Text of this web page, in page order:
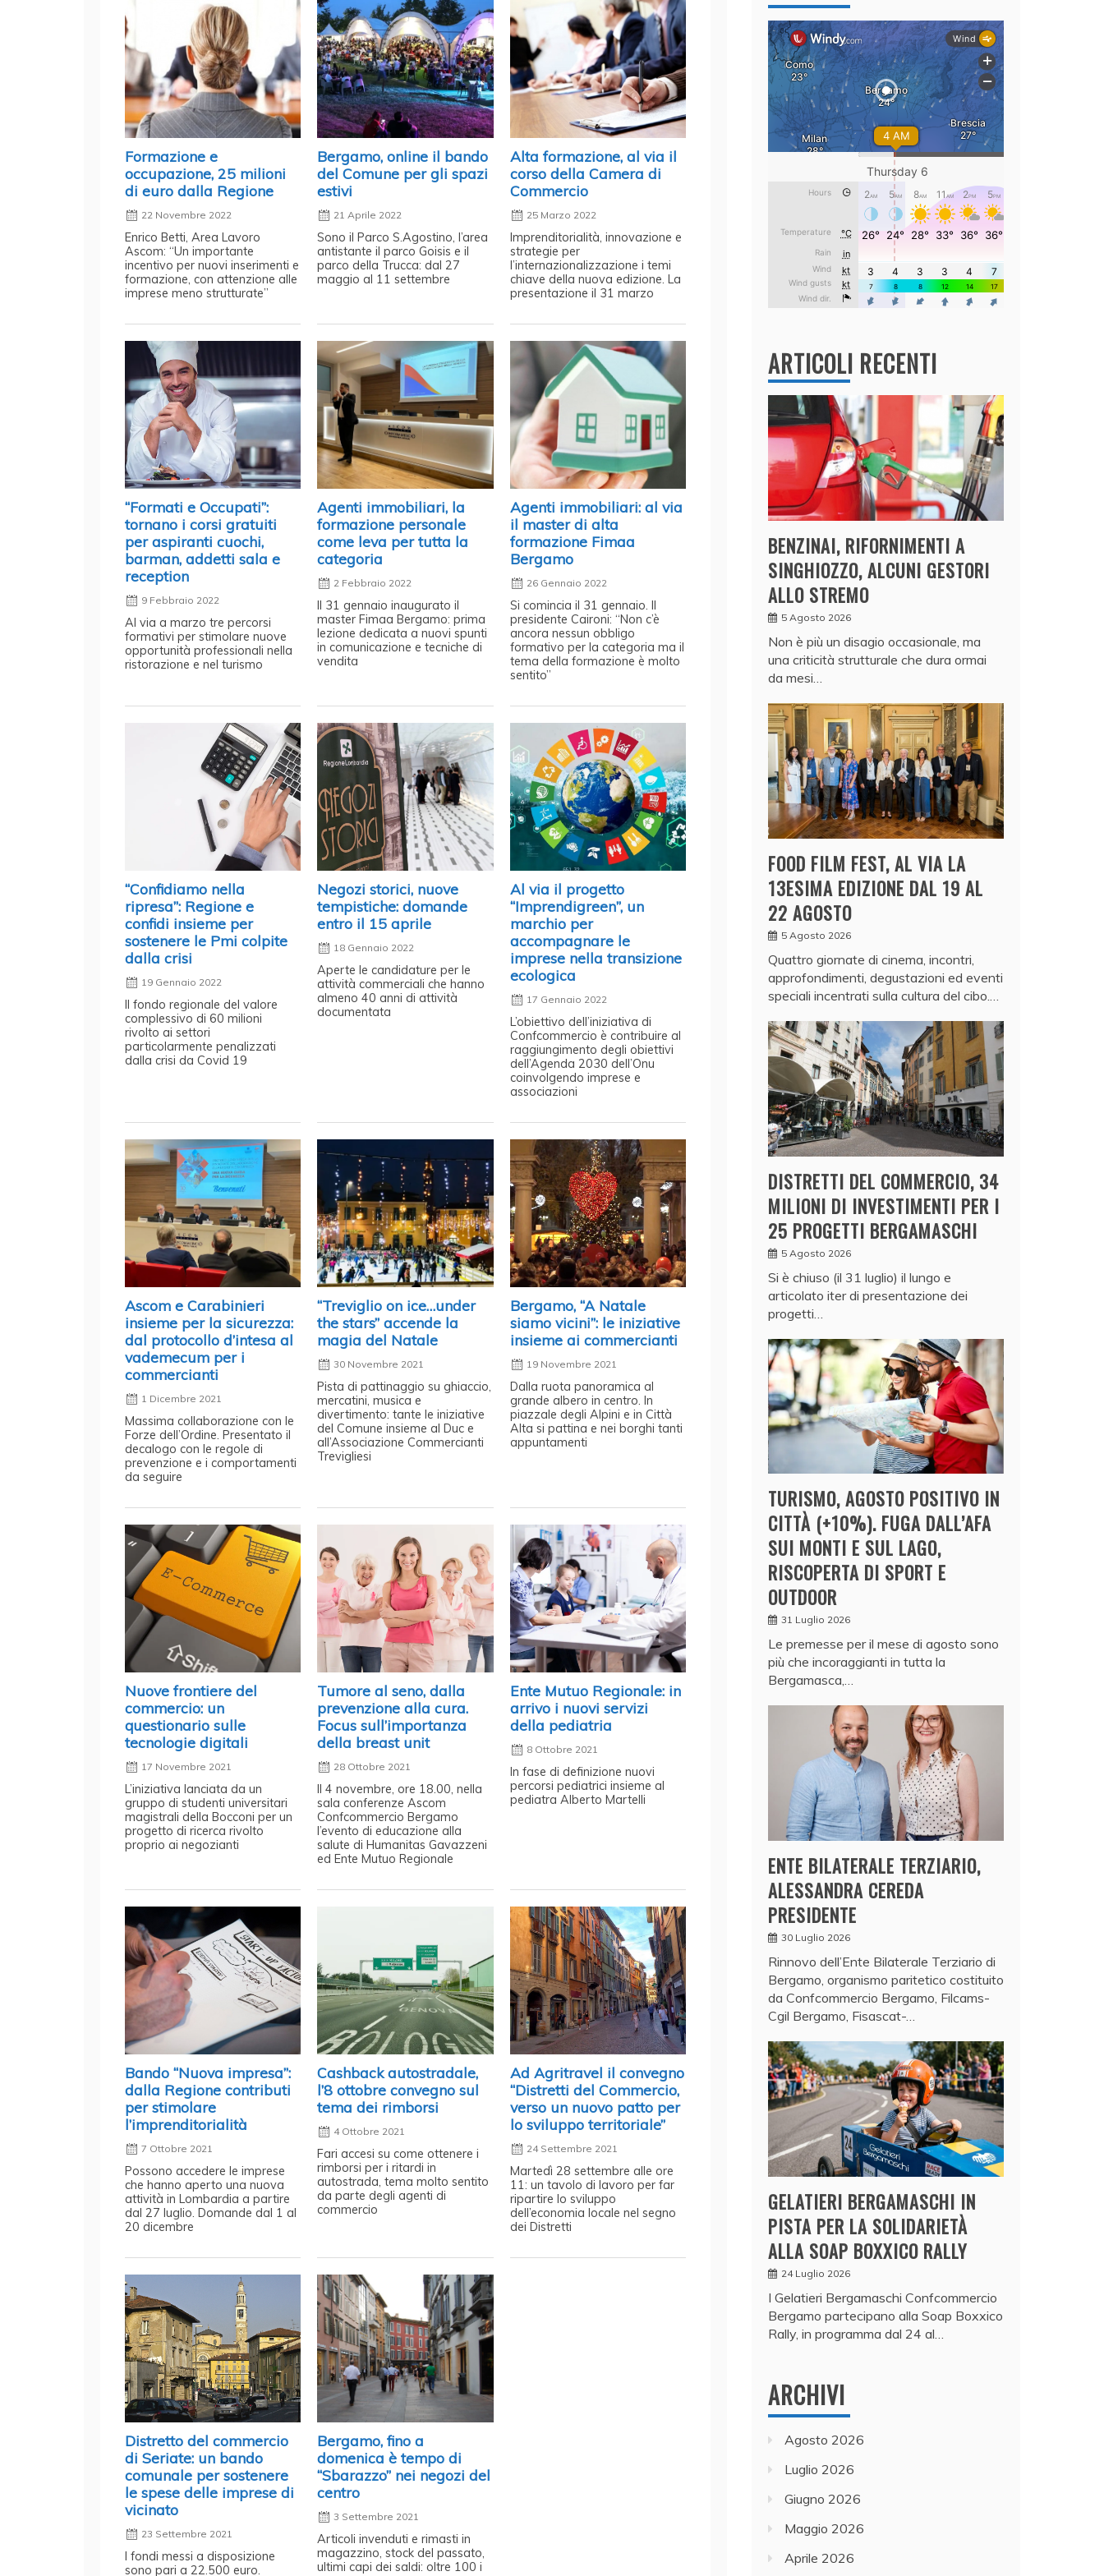
Formazione e
occupazione, 25 milioni
di euro dalla Regione
22 Novembre 2022
Enrico Betti, Area Lavoro
Ascom: “Un importante
incentivo per nuovi inserimenti e
formazione, con attenzione alle
imprese meno strutturate”
Bergamo, online il bando
del Comune per gli spazi
estivi
21 Aprile 2022
Sono il Parco S.Agostino, l’area
antistante il parco Goisis e il
parco della Trucca: dal 27
maggio al 11 settembre
Alta formazione, al via il
corso della Camera di
Commercio
25 Marzo 2022
Imprenditorialità, innovazione e
strategie per
l’internazionalizzazione i temi
chiave della nuova edizione. La
presentazione il 31 marzo
“Formati e Occupati”:
tornano i corsi gratuiti
per aspiranti cuochi,
barman, addetti sala e
reception
9 Febbraio 2022
Al via a marzo tre percorsi
formativi per stimolare nuove
opportunità professionali nella
ristorazione e nel turismo
Agenti immobiliari, la
formazione personale
come leva per tutta la
categoria
2 Febbraio 2022
Il 31 gennaio inaugurato il
master Fimaa Bergamo: prima
lezione dedicata a nuovi spunti
in comunicazione e tecniche di
vendita
Agenti immobiliari: al via
il master di alta
formazione Fimaa
Bergamo
26 Gennaio 2022
Si comincia il 31 gennaio. Il
presidente Caironi: “Non c’è
ancora nessun obbligo
formativo per la categoria ma il
tema della formazione è molto
sentito”
“Confidiamo nella
ripresa”: Regione e
confidi insieme per
sostenere le Pmi colpite
dalla crisi
19 Gennaio 2022
Il fondo regionale del valore
complessivo di 60 milioni
rivolto ai settori
particolarmente penalizzati
dalla crisi da Covid 19
Negozi storici, nuove
tempistiche: domande
entro il 15 aprile
18 Gennaio 2022
Aperte le candidature per le
attività commerciali che hanno
almeno 40 anni di attività
documentata
Al via il progetto
“Imprendigreen”, un
marchio per
accompagnare le
imprese nella transizione
ecologica
17 Gennaio 2022
L’obiettivo dell’iniziativa di
Confcommercio è contribuire al
raggiungimento degli obiettivi
dell’Agenda 2030 dell’Onu
coinvolgendo imprese e
associazioni
Ascom e Carabinieri
insieme per la sicurezza:
dal protocollo d’intesa al
vademecum per i
commercianti
1 Dicembre 2021
Massima collaborazione con le
Forze dell’Ordine. Presentato il
decalogo con le regole di
prevenzione e i comportamenti
da seguire
“Treviglio on ice…under
the stars” accende la
magia del Natale
30 Novembre 2021
Pista di pattinaggio su ghiaccio,
mercatini, musica e
divertimento: tante le iniziative
del Comune insieme al Duc e
all’Associazione Commercianti
Trevigliesi
Bergamo, “A Natale
siamo vicini”: le iniziative
insieme ai commercianti
19 Novembre 2021
Dalla ruota panoramica al
grande albero in centro. In
piazzale degli Alpini e in Città
Alta si pattina e nei borghi tanti
appuntamenti
Nuove frontiere del
commercio: un
questionario sulle
tecnologie digitali
17 Novembre 2021
L’iniziativa lanciata da un
gruppo di studenti universitari
magistrali della Bocconi per un
progetto di ricerca rivolto
proprio ai negozianti
Tumore al seno, dalla
prevenzione alla cura.
Focus sull’importanza
della breast unit
28 Ottobre 2021
Il 4 novembre, ore 18.00, nella
sala conferenze Ascom
Confcommercio Bergamo
l’evento di educazione alla
salute di Humanitas Gavazzeni
ed Ente Mutuo Regionale
Ente Mutuo Regionale: in
arrivo i nuovi servizi
della pediatria
8 Ottobre 2021
In fase di definizione nuovi
percorsi pediatrici insieme al
pediatra Alberto Martelli
Bando “Nuova impresa”:
dalla Regione contributi
per stimolare
l’imprenditorialità
7 Ottobre 2021
Possono accedere le imprese
che hanno aperto una nuova
attività in Lombardia a partire
dal 27 luglio. Domande dal 1 al
20 dicembre
Cashback autostradale,
l’8 ottobre convegno sul
tema dei rimborsi
4 Ottobre 2021
Fari accesi su come ottenere i
rimborsi per i ritardi in
autostrada, tema molto sentito
da parte degli agenti di
commercio
Ad Agritravel il convegno
“Distretti del Commercio,
verso un nuovo patto per
lo sviluppo territoriale”
24 Settembre 2021
Martedì 28 settembre alle ore
11: un tavolo di lavoro per far
ripartire lo sviluppo
dell’economia locale nel segno
dei Distretti
Distretto del commercio
di Seriate: un bando
comunale per sostenere
le spese delle imprese di
vicinato
23 Settembre 2021
I fondi messi a disposizione
sono pari a 22.500 euro.
Bergamo, fino a
domenica è tempo di
“Sbarazzo” nei negozi del
centro
3 Settembre 2021
Articoli invenduti e rimasti in
magazzino, stock del passato,
ultimi capi dei saldi: oltre 100 i
ARTICOLI RECENTI
BENZINAI, RIFORNIMENTI A
SINGHIOZZO, ALCUNI GESTORI
ALLO STREMO
5 Agosto 2026
Non è più un disagio occasionale, ma
una criticità strutturale che dura ormai
da mesi…
FOOD FILM FEST, AL VIA LA
13ESIMA EDIZIONE DAL 19 AL
22 AGOSTO
5 Agosto 2026
Quattro giornate di cinema, incontri,
approfondimenti, degustazioni ed eventi
speciali incentrati sulla cultura del cibo.…
DISTRETTI DEL COMMERCIO, 34
MILIONI DI INVESTIMENTI PER I
25 PROGETTI BERGAMASCHI
5 Agosto 2026
Si è chiuso (il 31 luglio) il lungo e
articolato iter di presentazione dei
progetti…
TURISMO, AGOSTO POSITIVO IN
CITTÀ (+10%). FUGA DALL’AFA
SUI MONTI E SUL LAGO,
RISCOPERTA DI SPORT E
OUTDOOR
31 Luglio 2026
Le premesse per il mese di agosto sono
più che incoraggianti in tutta la
Bergamasca,…
ENTE BILATERALE TERZIARIO,
ALESSANDRA CEREDA
PRESIDENTE
30 Luglio 2026
Rinnovo dell’Ente Bilaterale Terziario di
Bergamo, organismo paritetico costituito
da Confcommercio Bergamo, Filcams-
Cgil Bergamo, Fisascat-…
GELATIERI BERGAMASCHI IN
PISTA PER LA SOLIDARIETÀ
ALLA SOAP BOXXICO RALLY
24 Luglio 2026
I Gelatieri Bergamaschi Confcommercio
Bergamo partecipano alla Soap Boxxico
Rally, in programma dal 24 al…
ARCHIVI
Agosto 2026
Luglio 2026
Giugno 2026
Maggio 2026
Aprile 2026